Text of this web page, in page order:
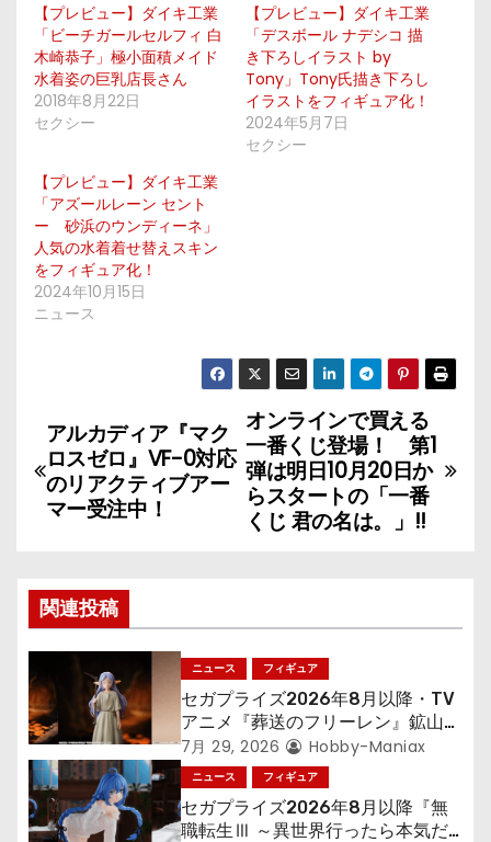
【プレビュー】ダイキ工業
「ビーチガールセルフィ 白
木崎恭子」極小面積メイド
水着姿の巨乳店長さん
2018年8月22日
セクシー
【プレビュー】ダイキ工業
「デスボール ナデシコ 描
き下ろしイラスト by
Tony」Tony氏描き下ろし
イラストをフィギュア化！
2024年5月7日
セクシー
【プレビュー】ダイキ工業
「アズールレーン セント
ー 砂浜のウンディーネ」
人気の水着着せ替えスキン
をフィギュア化！
2024年10月15日
ニュース
投
稿
ナ
ゲ
ー
シ
ョ
ン
オンラインで買える
一番くじ登場！ 第1
弾は明日10月20日か
らスタートの「一番
くじ 君の名は。」!!
アルカディア『マク
ロスゼロ』VF-0対応
のリアクティブアー
マー受注中！
関連投稿
ニュース フィギュア
セガプライズ2026年8月以降・TV
アニメ『葬送のフリーレン』鉱山で
300年働くことになっっちゃった
「フリーレン」を立体化！
7月 29, 2026 Hobby-Maniax
ニュース フィギュア
セガプライズ2026年8月以降『無
職転生Ⅲ ～異世界行ったら本気だ